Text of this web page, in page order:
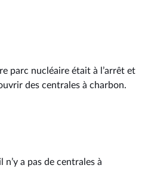
parc nucléaire était à l’arrêt et
des centrales à charbon.
n’y a pas de centrales à